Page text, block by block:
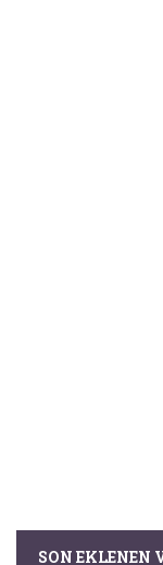
SON EKLENEN